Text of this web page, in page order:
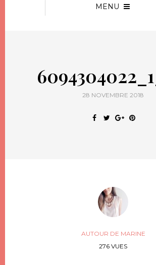
MENU
28 NOVEMBRE 2018
AUTOUR DE MARINE
276 VUES